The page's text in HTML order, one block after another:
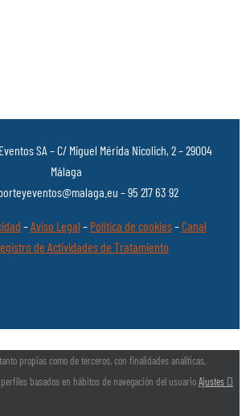
SA – C/ Miguel Mérida Nicolich, 2 – 29004
Málaga
– 95 217 63 92
–Aviso Legal – Política de cookies–Canal
de Actividades de Tratamiento
propias como de terceros, con finalidades analíticas,
basados en hábitos de navegación del usuarioAjustes